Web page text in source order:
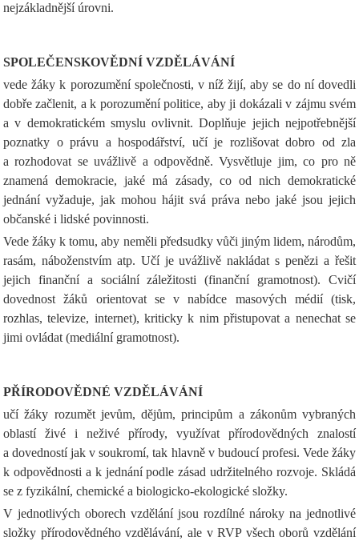
nejzákladnější úrovni.
SPOLEČENSKOVĚDNÍ VZDĚLÁVÁNÍ
vede žáky k porozumění společnosti, v níž žijí, aby se do ní dovedli
dobře začlenit, a k porozumění politice, aby ji dokázali v zájmu svém
a v demokratickém smyslu ovlivnit. Doplňuje jejich nejpotřebnější
poznatky o právu a hospodářství, učí je rozlišovat dobro od zla
a rozhodovat se uvážlivě a odpovědně. Vysvětluje jim, co pro ně
znamená demokracie, jaké má zásady, co od nich demokratické
jednání vyžaduje, jak mohou hájit svá práva nebo jaké jsou jejich
občanské i lidské povinnosti.
Vede žáky k tomu, aby neměli předsudky vůči jiným lidem, národům,
rasám, náboženstvím atp. Učí je uvážlivě nakládat s penězi a řešit
jejich finanční a sociální záležitosti (finanční gramotnost). Cvičí
dovednost žáků orientovat se v nabídce masových médií (tisk,
rozhlas, televize, internet), kriticky k nim přistupovat a nenechat se
jimi ovládat (mediální gramotnost).
PŘÍRODOVĚDNÉ VZDĚLÁVÁNÍ
učí žáky rozumět jevům, dějům, principům a zákonům vybraných
oblastí živé i neživé přírody, využívat přírodovědných znalostí
a dovedností jak v soukromí, tak hlavně v budoucí profesi. Vede žáky
k odpovědnosti a k jednání podle zásad udržitelného rozvoje. Skládá
se z fyzikální, chemické a biologicko-ekologické složky.
V jednotlivých oborech vzdělání jsou rozdílné nároky na jednotlivé
složky přírodovědného vzdělávání, ale v RVP všech oborů vzdělání